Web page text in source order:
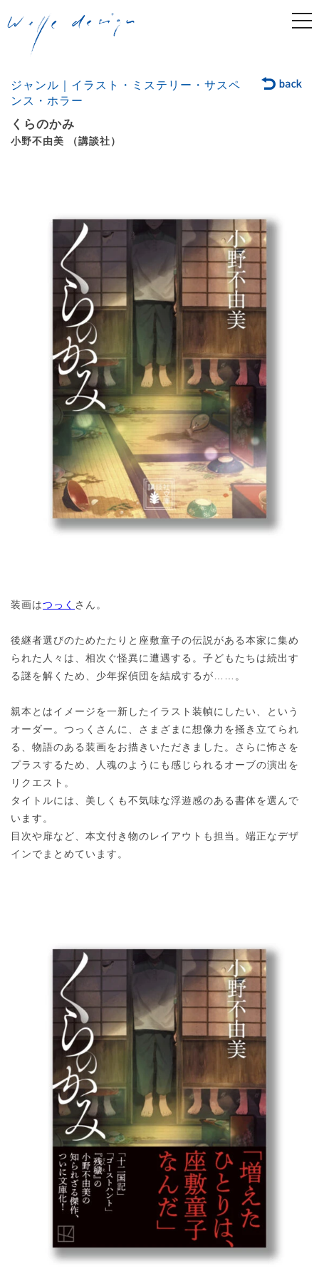
ジャンル｜イラスト・ミステリー・サスペ
ンス・ホラー
くらのかみ
小野不由美 （講談社）
装画はつっく さん。
後継者選びのためたたりと座敷童子の伝説がある本家に集め
られた人々は、相次ぐ怪異に遭遇する。子どもたちは続出す
る謎を解くため、少年探偵団を結成するが……。
親本とはイメージを一新したイラスト装幀にしたい、という
オーダー。つっくさんに、さまざまに想像力を掻き立てられ
る、物語のある装画をお描きいただきました。さらに怖さを
プラスするため、人魂のようにも感じられるオーブの演出を
リクエスト。
タイトルには、美しくも不気味な浮遊感のある書体を選んで
います。
目次や扉など、本文付き物のレイアウトも担当。端正なデザ
インでまとめています。